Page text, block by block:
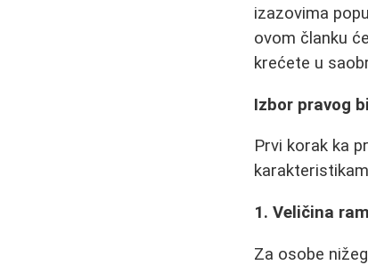
izazovima
ovom članku
krećete u
Izbor pravog
Prvi korak ka
1. Veličina
Za osobe